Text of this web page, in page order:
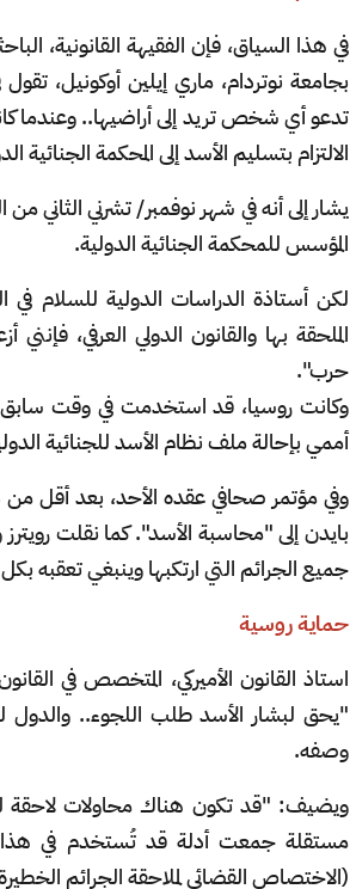
في هذا السياق، فإن الفقيهة القانونية،
تدعو أي شخص تريد إلى أراضيها.. وعندما
الالتزام بتسليم الأسد إلى المحكمة الجنائية
المؤسس للمحكمة الجنائية الدولية.
لكن أستاذة الدراسات الدولية للسلام
الملحقة بها والقانون الدولي العرفي،
حرب".
أممي بإحالة ملف نظام الأسد للجنائية
بايدن إلى "محاسبة الأسد". كما نقلت
جميع الجرائم التي ارتكبها وينبغي تعقبه بكل
حماية روسية
"يحق لبشار الأسد طلب اللجوء.. والدول
وصفه.
ويضيف: "قد تكون هناك محاولات لاحقة
مستقلة جمعت أدلة قد تُستخدم في هذا
(الاختصاص القضائي لملاحقة الجرائم